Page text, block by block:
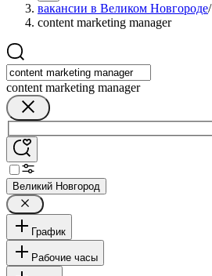
вакансии в Великом Новгороде/
content marketing manager
content marketing manager
Великий Новгород
График
Рабочие часы